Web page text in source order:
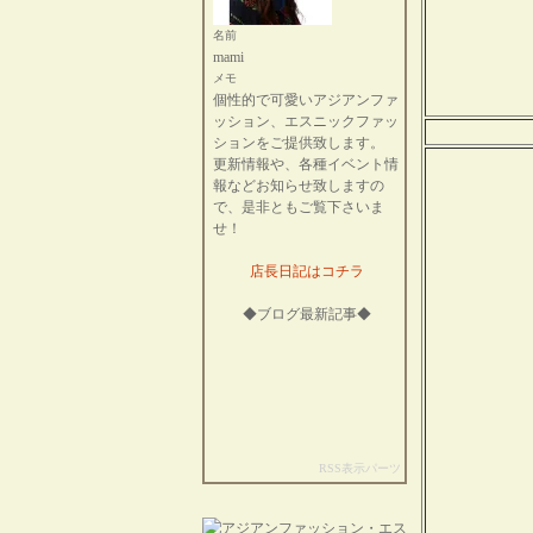
名前
mami
メモ
個性的で可愛いアジアンファ
ッション、エスニックファッ
ションをご提供致します。
更新情報や、各種イベント情
報などお知らせ致しますの
で、是非ともご覧下さいま
せ！
店長日記はコチラ
◆ブログ最新記事◆
RSS表示パーツ